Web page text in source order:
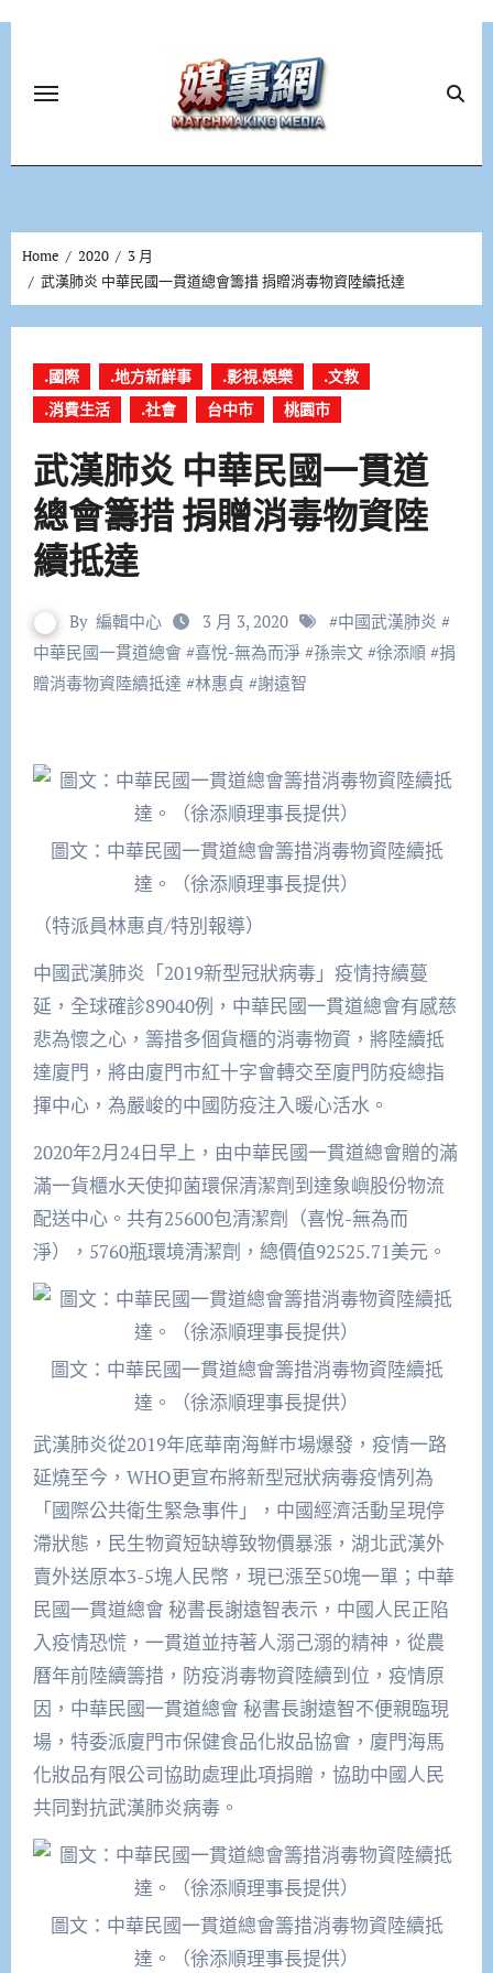
Home 2020
3 月
武漢肺炎 中華民國一貫道總會籌措 捐贈消毒物資陸續抵達
.國際 .地方新鮮事 .影視.娛樂
.文教
.消費生活
.社會 台中市 桃園市
武漢肺炎 中華民國一貫道
總會籌措 捐贈消毒物資陸
續抵達
By 編輯中心 3 月 3, 2020 #中國武漢肺炎 #
中華民國一貫道總會#喜悅-無為而淨#孫崇文#徐添順#捐
贈消毒物資陸續抵達 #林惠貞 #謝遠智
圖文：中華民國一貫道總會籌措消毒物資陸續抵
達。（徐添順理事長提供）
（特派員林惠貞/特別報導）
中國武漢肺炎「2019新型冠狀病毒」疫情持續蔓
延，全球確診89040例，中華民國一貫道總會有感慈
悲為懷之心，籌措多個貨櫃的消毒物資，將陸續抵
達廈門，將由廈門市紅十字會轉交至廈門防疫總指
揮中心，為嚴峻的中國防疫注入暖心活水。
2020年2月24日早上，由中華民國一貫道總會贈的滿
滿一貨櫃水天使抑菌環保清潔劑到達象嶼股份物流
配送中心。共有25600包清潔劑（喜悅-無為而
淨），5760瓶環境清潔劑，總價值92525.71美元。
圖文：中華民國一貫道總會籌措消毒物資陸續抵
達。（徐添順理事長提供）
武漢肺炎從2019年底華南海鮮市場爆發，疫情一路
延燒至今，WHO更宣布將新型冠狀病毒疫情列為
「國際公共衛生緊急事件」，中國經濟活動呈現停
滯狀態，民生物資短缺導致物價暴漲，湖北武漢外
賣外送原本3-5塊人民幣，現已漲至50塊一單；中華
民國一貫道總會 秘書長謝遠智表示，中國人民正陷
入疫情恐慌，一貫道並持著人溺己溺的精神，從農
曆年前陸續籌措，防疫消毒物資陸續到位，疫情原
因，中華民國一貫道總會 秘書長謝遠智不便親臨現
場，特委派廈門市保健食品化妝品協會，廈門海馬
化妝品有限公司協助處理此項捐贈，協助中國人民
共同對抗武漢肺炎病毒。
圖文：中華民國一貫道總會籌措消毒物資陸續抵
達。（徐添順理事長提供）